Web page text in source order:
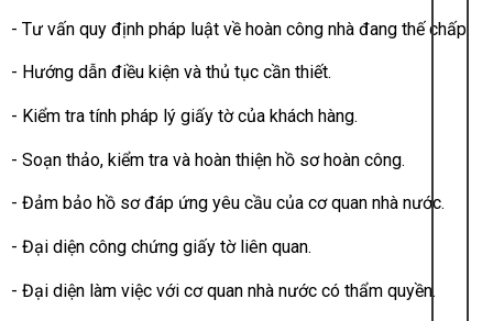
- Tư vấn quy định pháp luật về hoàn công nhà đang thế chấp.
- Hướng dẫn điều kiện và thủ tục cần thiết.
- Kiểm tra tính pháp lý giấy tờ của khách hàng.
- Soạn thảo, kiểm tra và hoàn thiện hồ sơ hoàn công.
- Đảm bảo hồ sơ đáp ứng yêu cầu của cơ quan nhà nước.
- Đại diện công chứng giấy tờ liên quan.
- Đại diện làm việc với cơ quan nhà nước có thẩm quyền.